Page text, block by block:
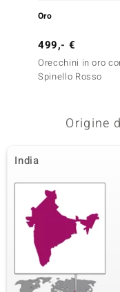
Quarta pietra
Rodolite
Somma del peso in carati
0,135 ct
Varietà delle gemme
Rodolite
Somma del peso in carati
0,261 ct
Montatura
Incastonatura a
Sesta pietra
Oro
499,- €
Orecchini in oro
Spinello Rosso
Origine
India